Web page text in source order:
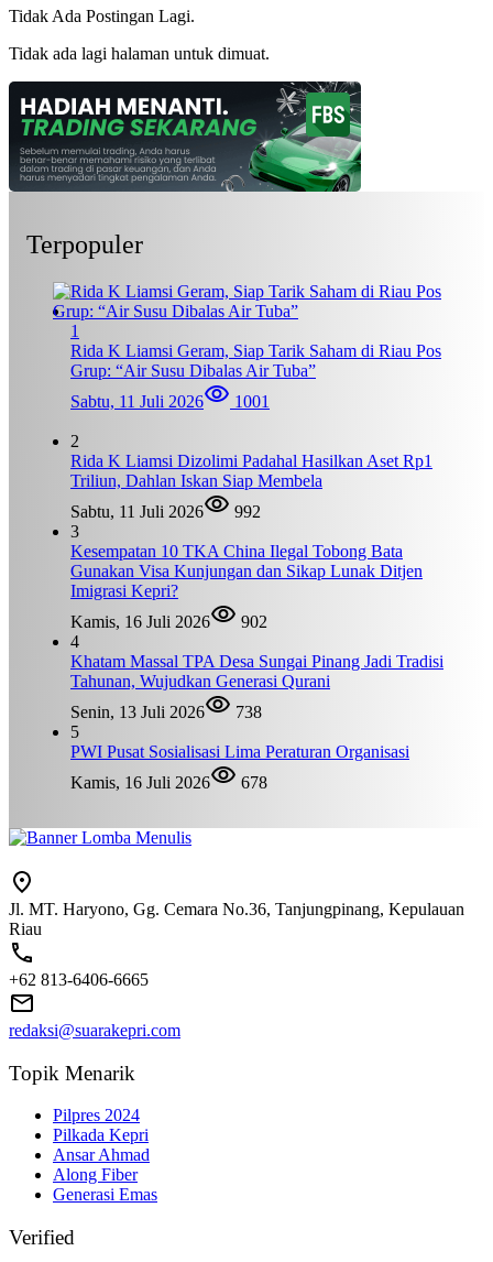
Tidak Ada Postingan Lagi.
Tidak ada lagi halaman untuk dimuat.
Terpopuler
1
Rida K Liamsi Geram, Siap Tarik Saham di Riau Pos
Grup: “Air Susu Dibalas Air Tuba”
Sabtu, 11 Juli 2026
1001
2
Rida K Liamsi Dizolimi Padahal Hasilkan Aset Rp1
Triliun, Dahlan Iskan Siap Membela
Sabtu, 11 Juli 2026
992
3
Kesempatan 10 TKA China Ilegal Tobong Bata
Gunakan Visa Kunjungan dan Sikap Lunak Ditjen
Imigrasi Kepri?
Kamis, 16 Juli 2026
902
4
Khatam Massal TPA Desa Sungai Pinang Jadi Tradisi
Tahunan, Wujudkan Generasi Qurani
Senin, 13 Juli 2026
738
5
PWI Pusat Sosialisasi Lima Peraturan Organisasi
Kamis, 16 Juli 2026
678
Jl. MT. Haryono, Gg. Cemara No.36, Tanjungpinang, Kepulauan
Riau
+62 813-6406-6665
redaksi@suarakepri.com
Topik Menarik
Pilpres 2024
Pilkada Kepri
Ansar Ahmad
Along Fiber
Generasi Emas
Verified